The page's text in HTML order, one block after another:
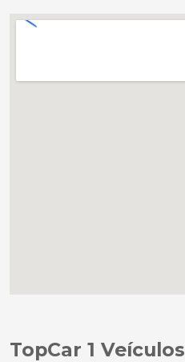
TopCar 1 Veículos